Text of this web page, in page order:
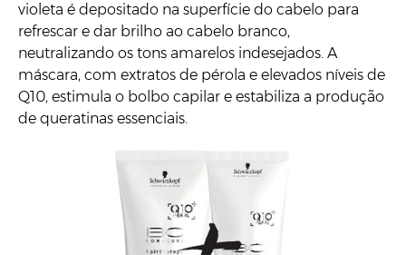
violeta é depositado na superfície do cabelo para
refrescar e dar brilho ao cabelo branco,
neutralizando os tons amarelos indesejados. A
máscara, com extratos de pérola e elevados níveis de
Q10, estimula o bolbo capilar e estabiliza a produção
de queratinas essenciais.